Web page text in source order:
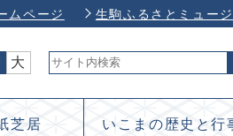
ムページ 生駒ふるさとミュー
大
芝居 いこまの歴史と行